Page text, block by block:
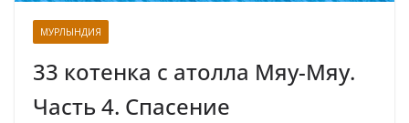
МУРЛЫНДИЯ
33 котенка с атолла Мяу-Мяу.
Часть 4. Спасение